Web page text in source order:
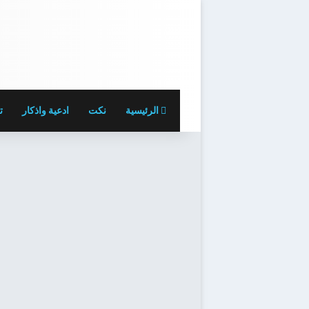
الرئيسية نكت ادعية واذكار